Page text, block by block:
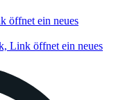
öffnet ein neues
Link öffnet ein neues